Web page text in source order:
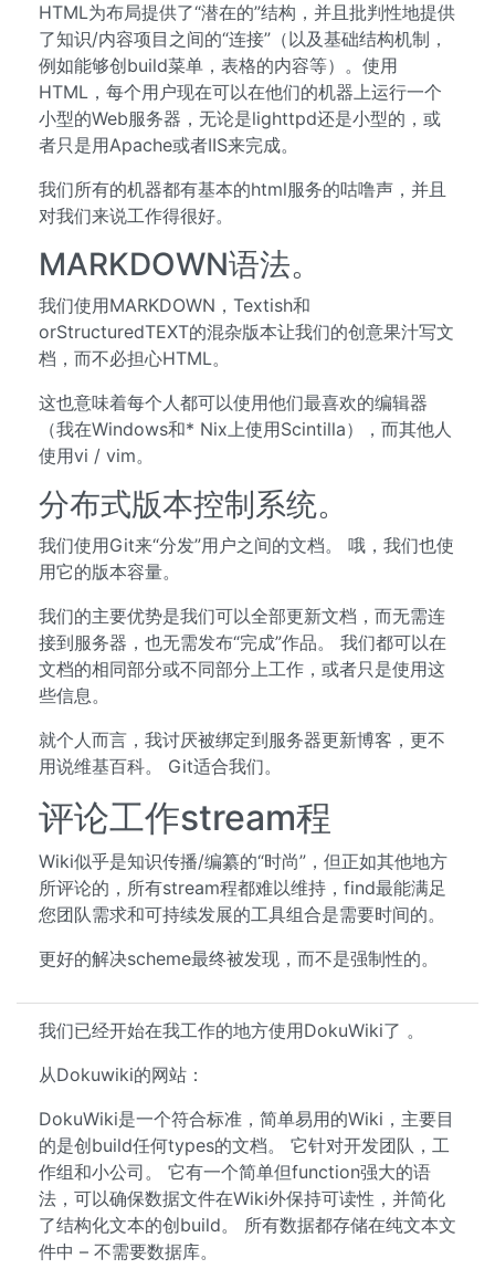
HTML为布局提供了“潜在的”结构，并且批判性地提供
了知识/内容项目之间的“连接”（以及基础结构机制，
例如能够创build菜单，表格的内容等）。使用
HTML，每个用户现在可以在他们的机器上运行一个
小型的Web服务器，无论是lighttpd还是小型的，或
者只是用Apache或者IIS来完成。
我们所有的机器都有基本的html服务的咕噜声，并且
对我们来说工作得很好。
MARKDOWN语法。
我们使用MARKDOWN，Textish和
orStructuredTEXT的混杂版本让我们的创意果汁写文
档，而不必担心HTML。
这也意味着每个人都可以使用他们最喜欢的编辑器
（我在Windows和* Nix上使用Scintilla），而其他人
使用vi / vim。
分布式版本控制系统。
我们使用Git来“分发”用户之间的文档。 哦，我们也使
用它的版本容量。
我们的主要优势是我们可以全部更新文档，而无需连
接到服务器，也无需发布“完成”作品。 我们都可以在
文档的相同部分或不同部分上工作，或者只是使用这
些信息。
就个人而言，我讨厌被绑定到服务器更新博客，更不
用说维基百科。 Git适合我们。
评论工作stream程
Wiki似乎是知识传播/编纂的“时尚”，但正如其他地方
所评论的，所有stream程都难以维持，find最能满足
您团队需求和可持续发展的工具组合是需要时间的。
更好的解决scheme最终被发现，而不是强制性的。
我们已经开始在我工作的地方使用DokuWiki了 。
从Dokuwiki的网站：
DokuWiki是一个符合标准，简单易用的Wiki，主要目
的是创build任何types的文档。 它针对开发团队，工
作组和小公司。 它有一个简单但function强大的语
法，可以确保数据文件在Wiki外保持可读性，并简化
了结构化文本的创build。 所有数据都存储在纯文本文
件中 – 不需要数据库。